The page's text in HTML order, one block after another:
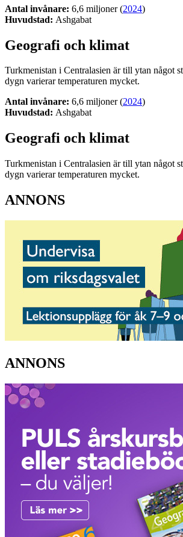
Antal invånare: 6,6 miljoner (2024)
Huvudstad: Ashgabat
Geografi och klimat
Turkmenistan i Centralasien är till ytan något
dygn varierar temperaturen mycket.
Antal invånare: 6,6 miljoner (2024)
Huvudstad: Ashgabat
Geografi och klimat
Turkmenistan i Centralasien är till ytan något
dygn varierar temperaturen mycket.
ANNONS
ANNONS